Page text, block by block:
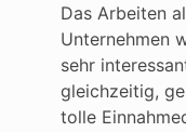
Das Arbeiten
Unternehmen
sehr
gleichzeitig,
tolle